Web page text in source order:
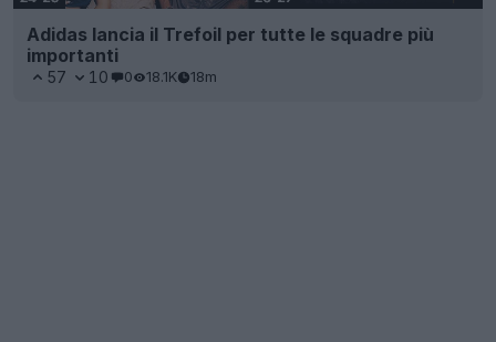
Adidas lancia il Trefoil per tutte le squadre più
importanti
57 10 0 18.1K 18m